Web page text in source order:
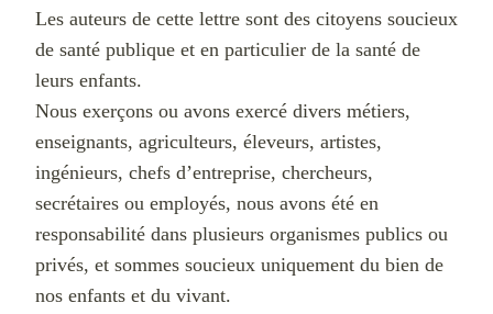
Les auteurs de cette lettre sont des citoyens soucieux
de santé publique et en particulier de la santé de
leurs enfants.
Nous exerçons ou avons exercé divers métiers,
enseignants, agriculteurs, éleveurs, artistes,
ingénieurs, chefs d’entreprise, chercheurs,
secrétaires ou employés, nous avons été en
responsabilité dans plusieurs organismes publics ou
privés, et sommes soucieux uniquement du bien de
nos enfants et du vivant.